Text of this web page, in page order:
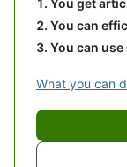
You get
You can
You can
What you can